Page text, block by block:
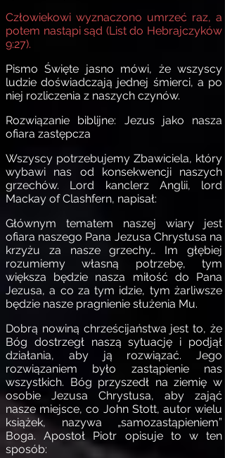
Człowiekowi wyznaczono umrzeć raz, a
potem nastąpi sąd (List do Hebrajczyków
9:27).
Pismo Święte jasno mówi, że wszyscy
ludzie doświadczają jednej śmierci, a po
niej rozliczenia z naszych czynów.
Rozwiązanie biblijne: Jezus jako nasza
ofiara zastępcza
Wszyscy potrzebujemy Zbawiciela, który
wybawi nas od konsekwencji naszych
grzechów. Lord kanclerz Anglii, lord
Mackay of Clashfern, napisał:
Głównym tematem naszej wiary jest
ofiara naszego Pana Jezusa Chrystusa na
krzyżu za nasze grzechy… Im głębiej
rozumiemy własną potrzebę, tym
większa będzie nasza miłość do Pana
Jezusa, a co za tym idzie, tym żarliwsze
będzie nasze pragnienie służenia Mu.
Dobrą nowiną chrześcijaństwa jest to, że
Bóg dostrzegł naszą sytuację i podjął
działania, aby ją rozwiązać. Jego
rozwiązaniem było zastąpienie nas
wszystkich. Bóg przyszedł na ziemię w
osobie Jezusa Chrystusa, aby zająć
nasze miejsce, co John Stott, autor wielu
książek, nazywa „samozastąpieniem”
Boga. Apostoł Piotr opisuje to w ten
sposób: